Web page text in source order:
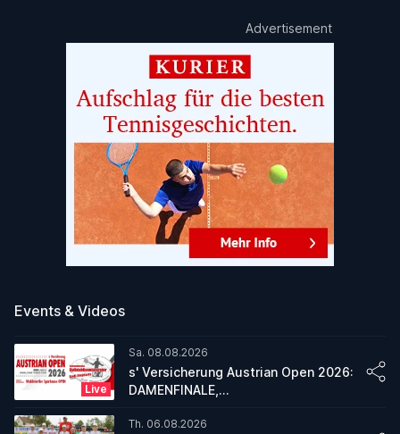
Events & Videos
Live
Sa. 08.08.2026
s' Versicherung Austrian Open 2026:
DAMENFINALE,
WALDVIERTEL SPARKASSE OPEN
Th. 06.08.2026